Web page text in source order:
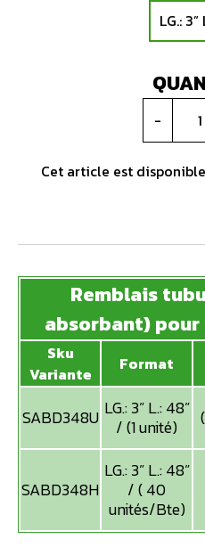
LG.: 3”
-
Cet article est
Remblais
absorbant)
Sku
Variante
Format
SABD348U LG.: 3” L.: 48”
/ (1 unité)
SABD348H
LG.: 3” L.: 48”
/ ( 40
unités/Bte)